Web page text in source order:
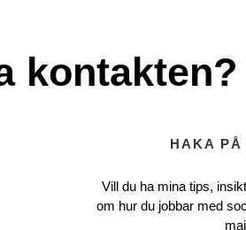
kontakten?
HAKA
Vill du ha mina tips,
om hur du jobbar med